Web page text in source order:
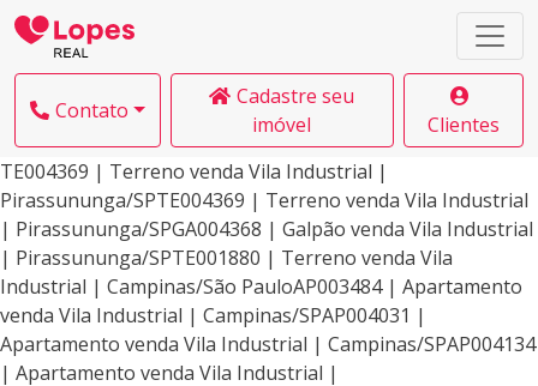
Contato
Cadastre seu
imóvel
Clientes
TE004369 | Terreno venda Vila Industrial |
Pirassununga/SPTE004369 | Terreno venda Vila Industrial
| Pirassununga/SPGA004368 | Galpão venda Vila Industrial
| Pirassununga/SPTE001880 | Terreno venda Vila
Industrial | Campinas/São PauloAP003484 | Apartamento
venda Vila Industrial | Campinas/SPAP004031 |
Apartamento venda Vila Industrial | Campinas/SPAP004134
| Apartamento venda Vila Industrial |